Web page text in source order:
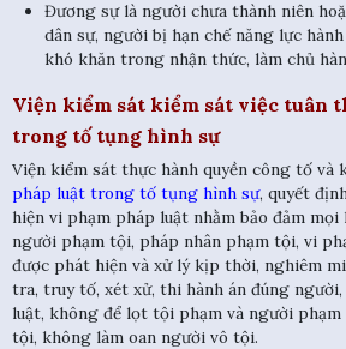
Đương sự là người chưa thành niên
dân sự, người bị hạn chế năng lực
khó khăn trong nhận thức, làm chủ
Viện kiểm sát kiểm sát việc tuân
trong tố tụng hình sự
Viện kiểm sát thực hành quyền công tố và
pháp luật trong tố tụng hình sự, quyết
hiện vi phạm pháp luật nhằm bảo đảm
người phạm tội, pháp nhân phạm tội, vi
được phát hiện và xử lý kịp thời, nghiêm
tra, truy tố, xét xử, thi hành án đúng
luật, không để lọt tội phạm và người
tội, không làm oan người vô tội.